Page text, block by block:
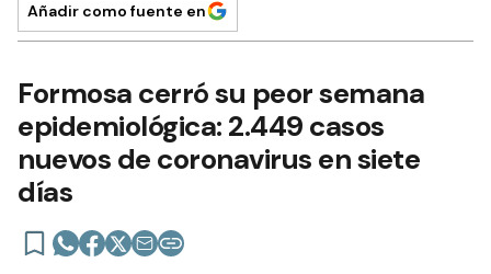
Añadir como fuente en
Formosa cerró su peor semana
epidemiológica: 2.449 casos
nuevos de coronavirus en siete
días